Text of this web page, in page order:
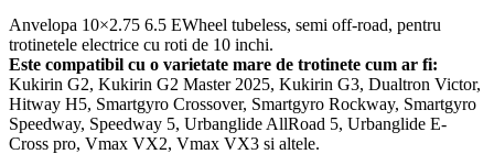
Anvelopa 10×2.75 6.5 EWheel tubeless, semi off-road, pentru
trotinetele electrice cu roti de 10 inchi.
Este compatibil cu o varietate mare de trotinete cum ar fi:
Kukirin G2, Kukirin G2 Master 2025, Kukirin G3, Dualtron Victor,
Hitway H5, Smartgyro Crossover, Smartgyro Rockway, Smartgyro
Speedway, Speedway 5, Urbanglide AllRoad 5, Urbanglide E-
Cross pro, Vmax VX2, Vmax VX3 si altele.